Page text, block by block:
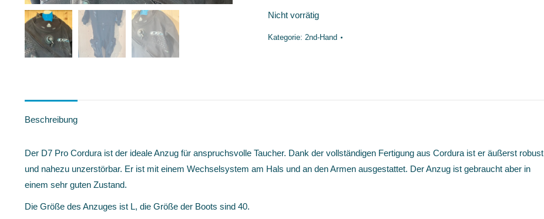
Nicht vorrätig
Kategorie: 2nd-Hand
Beschreibung
Der D7 Pro Cordura ist der ideale Anzug für anspruchsvolle Taucher. Dank der vollständigen Fertigung aus Cordura ist er äußerst robust
und nahezu unzerstörbar. Er ist mit einem Wechselsystem am Hals und an den Armen ausgestattet. Der Anzug ist gebraucht aber in
einem sehr guten Zustand.
Die Größe des Anzuges ist L, die Größe der Boots sind 40.